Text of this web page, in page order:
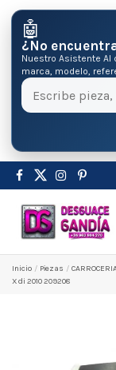
🤖
¿No
Nuestro Asistente AI
marca, modelo,
Inicio Pіezas
Xdi 2010 209208